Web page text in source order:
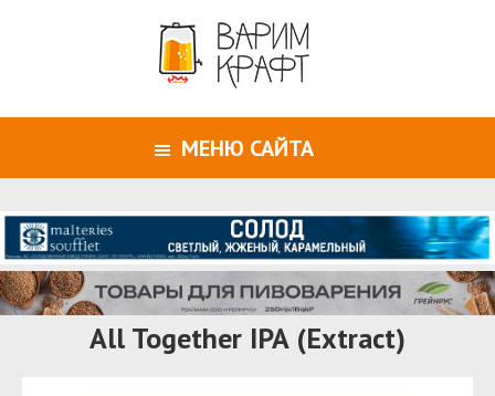
МЕНЮ САЙТА
All Together IPA (Extract)